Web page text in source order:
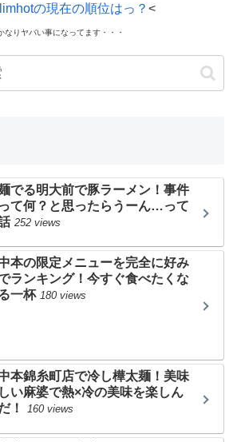
の現在の順位はっ？ <
なりヤバい事になってます・・・
でる明大前で豚ラーメン！事件
って何？と思ったらうーん…って
252 views
本の限定メニューを完全に好み
ランキング！今すぐ食べたくな
一杯 180 views
本錦糸町店で冷し樺太麺！美味
しい麻婆で熱×冷の美味を楽しん
！
160 views